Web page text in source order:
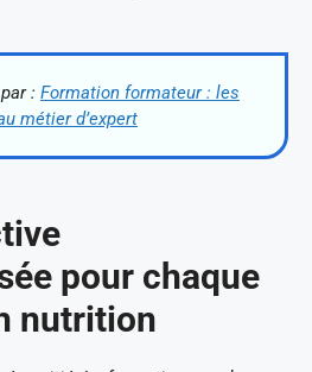
: Formation formateur : les
métier d’expert
pour chaque
nutrition